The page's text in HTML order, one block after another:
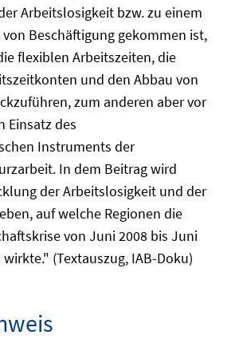
Arbeitslosigkeit bzw. zu einem
Beschäftigung gekommen ist,
flexiblen Arbeitszeiten, die
und den Abbau von
zum anderen aber vor
Einsatz des
Instruments der
In dem Beitrag wird
der Arbeitslosigkeit und der
auf welche Regionen die
von Juni 2008 bis Juni
(Textauszug, IAB-Doku)